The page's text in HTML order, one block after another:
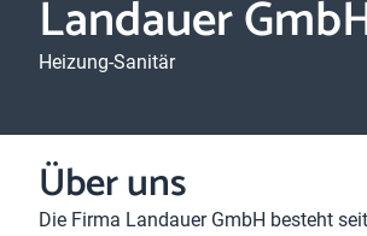
Landauer
Heizung-Sanitär
Über uns
Die Firma Landauer GmbH besteht